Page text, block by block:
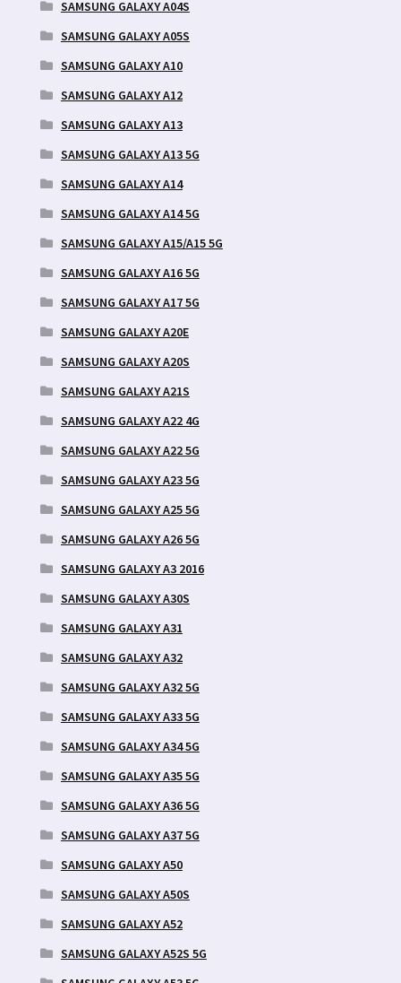
SAMSUNG GALAXY A04S
SAMSUNG GALAXY A05S
SAMSUNG GALAXY A10
SAMSUNG GALAXY A12
SAMSUNG GALAXY A13
SAMSUNG GALAXY A13 5G
SAMSUNG GALAXY A14
SAMSUNG GALAXY A14 5G
SAMSUNG GALAXY A15/A15 5G
SAMSUNG GALAXY A16 5G
SAMSUNG GALAXY A17 5G
SAMSUNG GALAXY A20E
SAMSUNG GALAXY A20S
SAMSUNG GALAXY A21S
SAMSUNG GALAXY A22 4G
SAMSUNG GALAXY A22 5G
SAMSUNG GALAXY A23 5G
SAMSUNG GALAXY A25 5G
SAMSUNG GALAXY A26 5G
SAMSUNG GALAXY A3 2016
SAMSUNG GALAXY A30S
SAMSUNG GALAXY A31
SAMSUNG GALAXY A32
SAMSUNG GALAXY A32 5G
SAMSUNG GALAXY A33 5G
SAMSUNG GALAXY A34 5G
SAMSUNG GALAXY A35 5G
SAMSUNG GALAXY A36 5G
SAMSUNG GALAXY A37 5G
SAMSUNG GALAXY A50
SAMSUNG GALAXY A50S
SAMSUNG GALAXY A52
SAMSUNG GALAXY A52S 5G